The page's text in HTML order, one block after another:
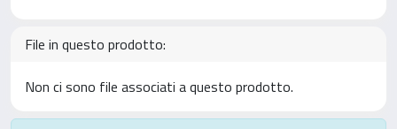
File in questo prodotto:
Non ci sono file associati a questo prodotto.